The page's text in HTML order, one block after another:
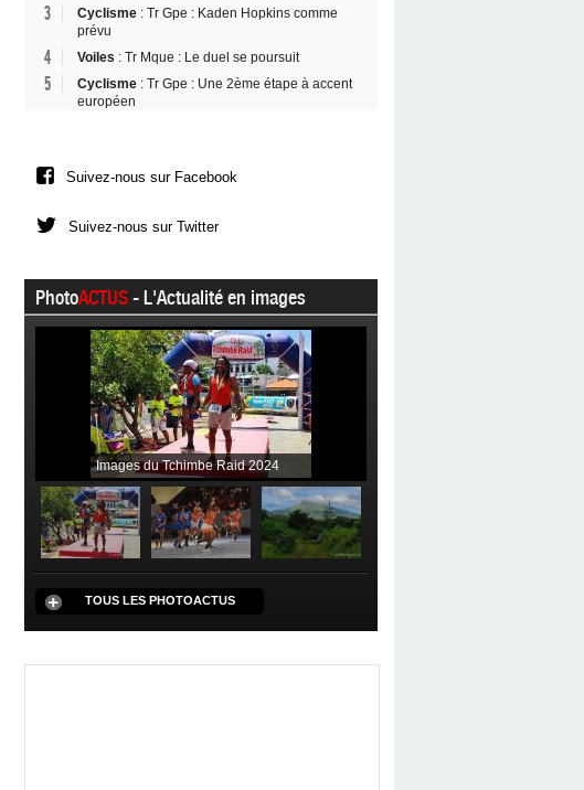
3 Cyclisme : Tr Gpe : Kaden Hopkins comme
prévu
4 Voiles : Tr Mque : Le duel se poursuit
5 Cyclisme : Tr Gpe : Une 2ème étape à accent
européen
Suivez-nous sur Facebook
Suivez-nous sur Twitter
PhotoACTUS- L'Actualité en images
Images du Tchimbe Raid 2024
TOUS LES PHOTOACTUS